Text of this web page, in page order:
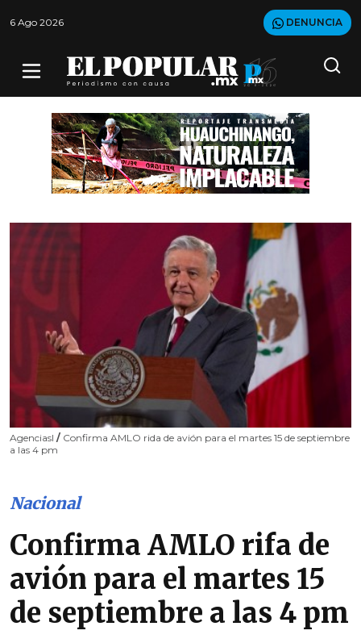
6 Ago 2026 DENUNCIA
AgenciasI / Confirma AMLO rida de avión para el martes 15 de septiembre
a las 4 pm
Nacional
Confirma AMLO rifa de
avión para el martes 15
de septiembre a las 4 pm